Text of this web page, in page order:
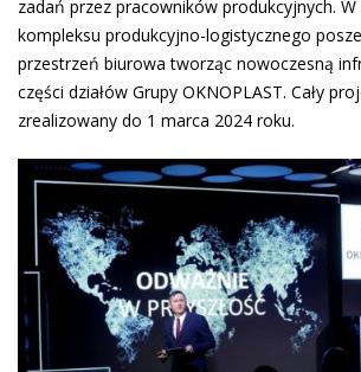
zadań przez pracowników produkcyjnych.
kompleksu produkcyjno-logistycznego
przestrzeń biurowa tworząc nowoczesną
części działów Grupy OKNOPLAST. Cały
zrealizowany do 1 marca 2024 roku.